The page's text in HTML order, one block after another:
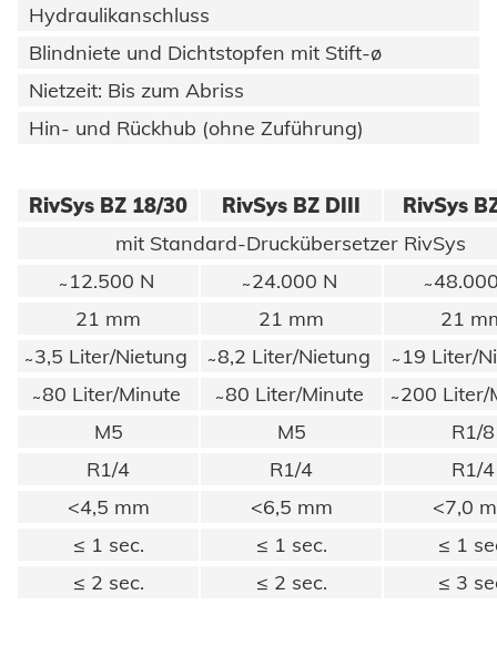
Hydraulikanschluss
Blindniete und Dichtstopfen mit Stift-ø
Nietzeit: Bis zum Abriss
Hin- und Rückhub (ohne Zuführung)
RivSys BZ 18/30 RivSys BZ DIII
RivSys
mit Standard-Druckübersetzer RivSys
̴ 12.500 N
̴ 24.000 N
21 mm
21 mm
21
̴ 3,5 Liter/Nietung
̴ 8,2 Liter/Nietung
19 Liter/
̴ 80 Liter/Minute
̴ 80 Liter/Minute
200 Liter/
M5
M5
R1/8
R1/4
R1/4
R1/4
<4,5 mm
<6,5 mm
<7,0
≤ 1 sec.
≤ 1 sec.
≤ 1
≤ 2 sec.
≤ 2 sec. ≤ 3